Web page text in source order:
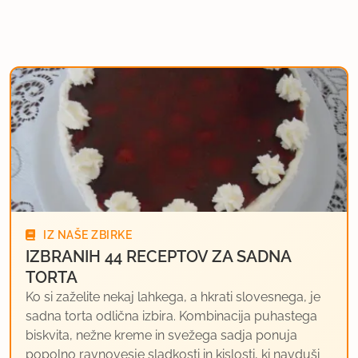
IZ NAŠE ZBIRKE
IZBRANIH 44 RECEPTOV ZA SADNA
TORTA
Ko si zaželite nekaj lahkega, a hkrati slovesnega, je
sadna torta odlična izbira. Kombinacija puhastega
biskvita, nežne kreme in svežega sadja ponuja
popolno ravnovesje sladkosti in kislosti, ki navduši